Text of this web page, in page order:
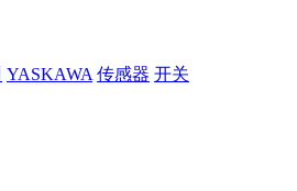
YASKAWA 传感器 开关